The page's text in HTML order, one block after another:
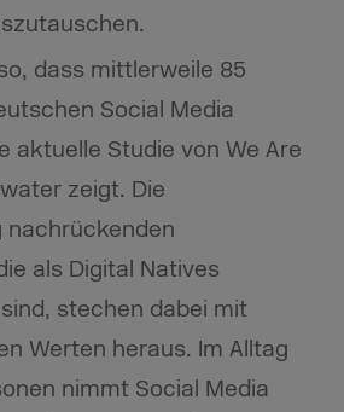
dass mittlerweile 85
Social Media
aktuelle Studie von We Are
zeigt. Die
als Digital Natives
stechen dabei mit
Werten heraus. Im Alltag
nimmt Social Media